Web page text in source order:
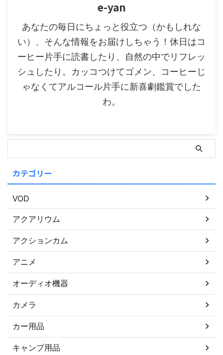
e-yan
あなたの毎日にちょっと役立つ（かもしれな
い）、そんな情報をお届けしちゃう！休日はコ
ーヒー片手に読書したり、自然の中でリフレッ
シュしたり。カッコつけてゴメン、コーヒーじ
ゃなくてアルコール片手に新喜劇鑑賞でした
わ。
カテゴリー
VOD
アクアリウム
アクションカム
アニメ
オーディオ機器
カメラ
カー用品
キャンプ用品